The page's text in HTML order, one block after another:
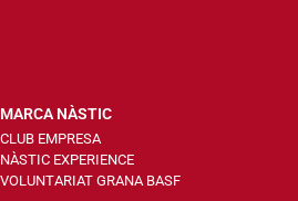
MARCA NÀSTIC
CLUB EMPRESA
NÀSTIC EXPERIENCE
VOLUNTARIAT GRANA BASF